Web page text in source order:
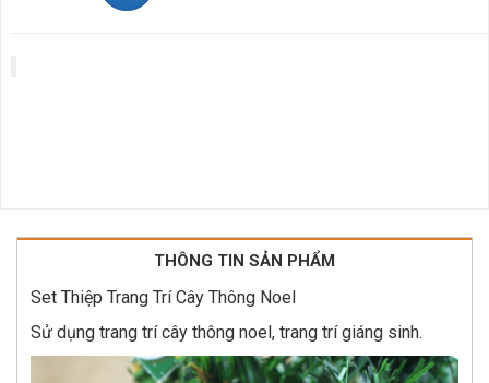
THÔNG TIN SẢN PHẨM
Set Thiệp Trang Trí Cây Thông Noel
Sử dụng trang trí cây thông noel, trang trí giáng sinh.